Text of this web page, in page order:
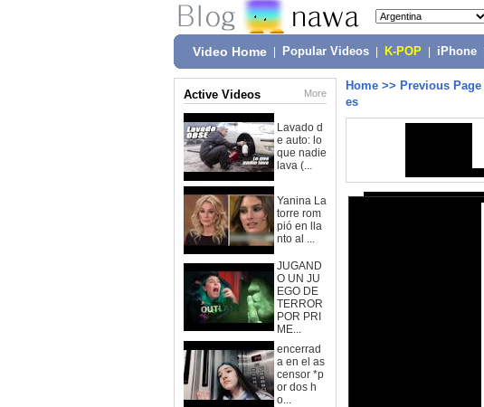
Video Home Popular Videos K-POP iPhone
Active Videos More
Lavado d
e auto: lo
que nadie
lava (...
Yanina La
torre rom
pió en lla
nto al ...
JUGAND
O UN JU
EGO DE
TERROR
POR PRI
ME...
encerrad
a en el as
censor *p
or dos h
o...
Home >> Previous Page
es